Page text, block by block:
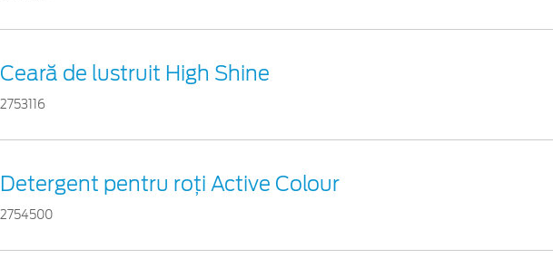
Ceară de lustruit High Shine
2753116
Detergent pentru roți Active Colour
2754500